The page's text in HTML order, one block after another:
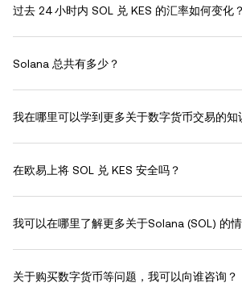
过去 24 小时内 SOL 兑 KES 的汇率如何变化？
Solana 总共有多少？
我在哪里可以学到更多关于数字货币交易的知
在欧易上将 SOL 兑 KES 安全吗？
我可以在哪里了解更多关于Solana (SOL) 的
关于购买数字货币等问题，我可以向谁咨询？